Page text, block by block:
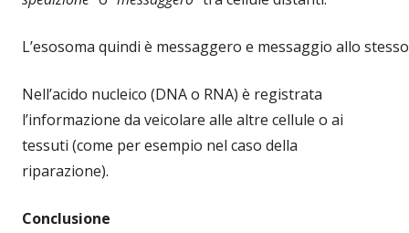
L’esosoma quindi è messaggero e messaggio allo
Nell’acido nucleico (DNA o RNA) è registrata
l’informazione da veicolare alle altre cellule o ai
tessuti (come per esempio nel caso della
riparazione).
Conclusione